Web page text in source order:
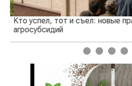
Кто успел, тот и съел: новые
агросубсидий
1 2 3 4